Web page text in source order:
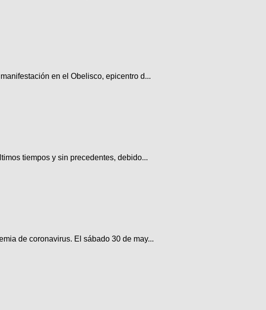
en el Obelisco, epicentro d...
tiempos y sin precedentes, debido...
de coronavirus. El sábado 30 de may...